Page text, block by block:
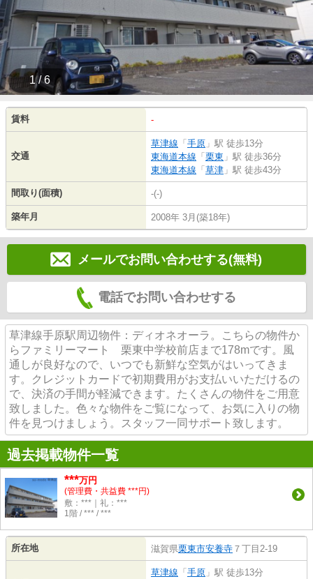
1 / 6
賃料 -
交通
草津線 「 手原 」駅 徒歩13分
東海道本線 「 栗東 」駅 徒歩36分
東海道本線 「 草津 」駅 徒歩43分
間取り(面積) -(-)
築年月 2008年 3月(築18年)
メールでお問い合わせする(無料)
電話でお問い合わせする
草津線手原駅周辺物件：ディオネオーラ。こちらの物件か
らファミリーマート 栗東中学校前店まで178mです。風
通しが良好なので、いつでも新鮮な空気がはいってきま
す。クレジットカードで初期費用がお支払いいただけるの
で、決済の手間が軽減できます。たくさんの物件をご用意
致しました。色々な物件をご覧になって、お気に入りの物
件を見つけましょう。スタッフ一同サポート致します。
過去掲載物件一覧
***万円
(管理費・共益費 ***円)
敷：***｜礼：***
1階 / *** / ***
所在地 滋賀県栗東市安養寺 ７丁目2-19
草津線 「 手原 」駅 徒歩13分